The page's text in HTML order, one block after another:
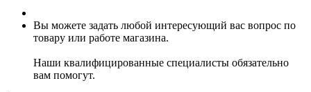
Вы можете задать любой интересующий вас вопрос по
товару или работе магазина.
Наши квалифицированные специалисты обязательно
вам помогут.